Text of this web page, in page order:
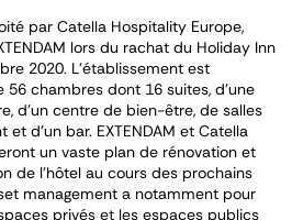
par Catella Hospitality Europe,
lors du rachat du Holiday Inn
2020. L’établissement est
chambres dont 16 suites, d’une
d’un centre de bien-être, de salles
et d’un bar. EXTENDAM et Catella
un vaste plan de rénovation et
de l’hôtel au cours des prochains
management a notamment pour
privés et les espaces publics